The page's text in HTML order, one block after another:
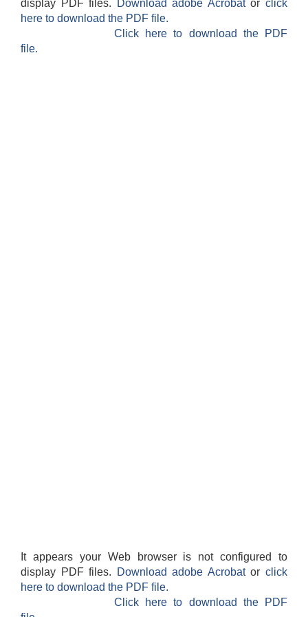
display PDF files. Download adobe Acrobatorclick
here to download the PDF file.
Click here to download the PDF
file.
It appears your Web browser is not configured to
display PDF files.
Download adobe Acrobatorclick
here to download the PDF file.
Click here to download the PDF